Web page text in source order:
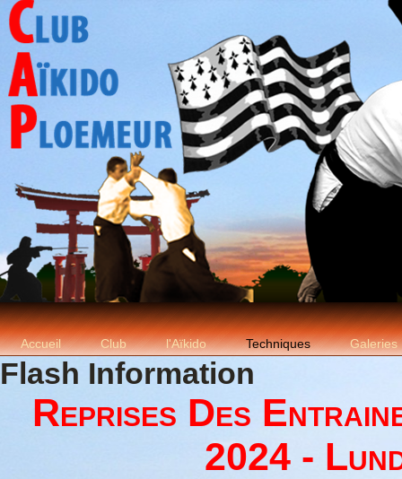
Accueil Club l'Aïkido Techniques Galeries
Flash Information
Reprises Des
2024 -